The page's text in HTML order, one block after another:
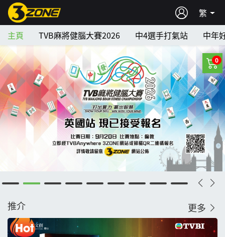
繁
主頁
TVB麻將健腦大賽2026 中4選手打氣站 中年
推介 更多
0